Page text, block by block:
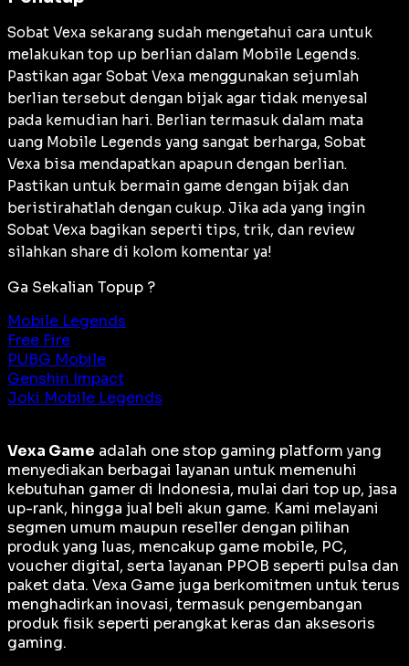
Sobat Vexa sekarang sudah mengetahui cara untuk
melakukan top up berlian dalam Mobile Legends.
Pastikan agar Sobat Vexa menggunakan sejumlah
berlian tersebut dengan bijak agar tidak menyesal
pada kemudian hari. Berlian termasuk dalam mata
uang Mobile Legends yang sangat berharga, Sobat
Vexa bisa mendapatkan apapun dengan berlian.
Pastikan untuk bermain game dengan bijak dan
beristirahatlah dengan cukup. Jika ada yang ingin
Sobat Vexa bagikan seperti tips, trik, dan review
silahkan share di kolom komentar ya!
Ga Sekalian Topup ?
Mobile Legends
Free Fire
PUBG Mobile
Genshin Impact
Joki Mobile Legends
Vexa Game adalah one stop gaming platform yang
menyediakan berbagai layanan untuk memenuhi
kebutuhan gamer di Indonesia, mulai dari top up, jasa
up-rank, hingga jual beli akun game. Kami melayani
segmen umum maupun reseller dengan pilihan
produk yang luas, mencakup game mobile, PC,
voucher digital, serta layanan PPOB seperti pulsa dan
paket data. Vexa Game juga berkomitmen untuk terus
menghadirkan inovasi, termasuk pengembangan
produk fisik seperti perangkat keras dan aksesoris
gaming.